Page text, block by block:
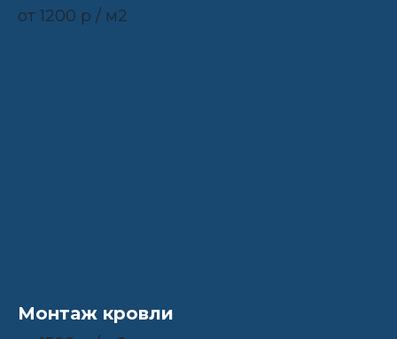
от 1200 р / м2
Монтаж кровли